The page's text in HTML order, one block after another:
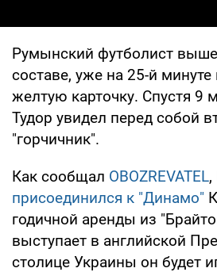
Румынский футболист
составе, уже на 25-й
желтую карточку. Спустя 9
Тудор увидел перед собой
"горчичник".
Как сообщал OBOZREVATEL,
присоединился к "Динамо"
годичной аренды из
выступает в английской
столице Украины он будет